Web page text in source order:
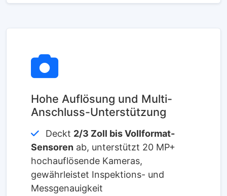
Hohe Auflösung und Multi-
Anschluss-Unterstützung
Deckt 2/3 Zoll bis Vollformat-
Sensoren ab, unterstützt 20 MP+
hochauflösende Kameras,
gewährleistet Inspektions- und
Messgenauigkeit